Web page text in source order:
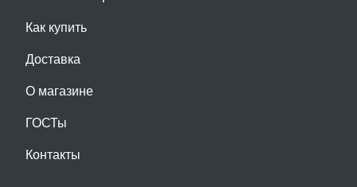
Как купить
Доставка
О магазине
ГОСТы
Контакты